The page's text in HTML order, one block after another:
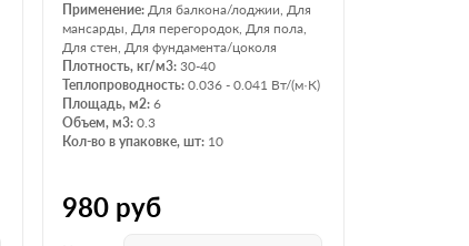
Применение: Для балкона/лоджии, Для
мансарды, Для перегородок, Для пола,
Для стен, Для фундамента/цоколя
Плотность, кг/м3: 30-40
Теплопроводность: 0.036 - 0.041 Вт/(м·К)
Площадь, м2: 6
Объем, м3: 0.3
Кол-во в упаковке, шт: 10
980 руб